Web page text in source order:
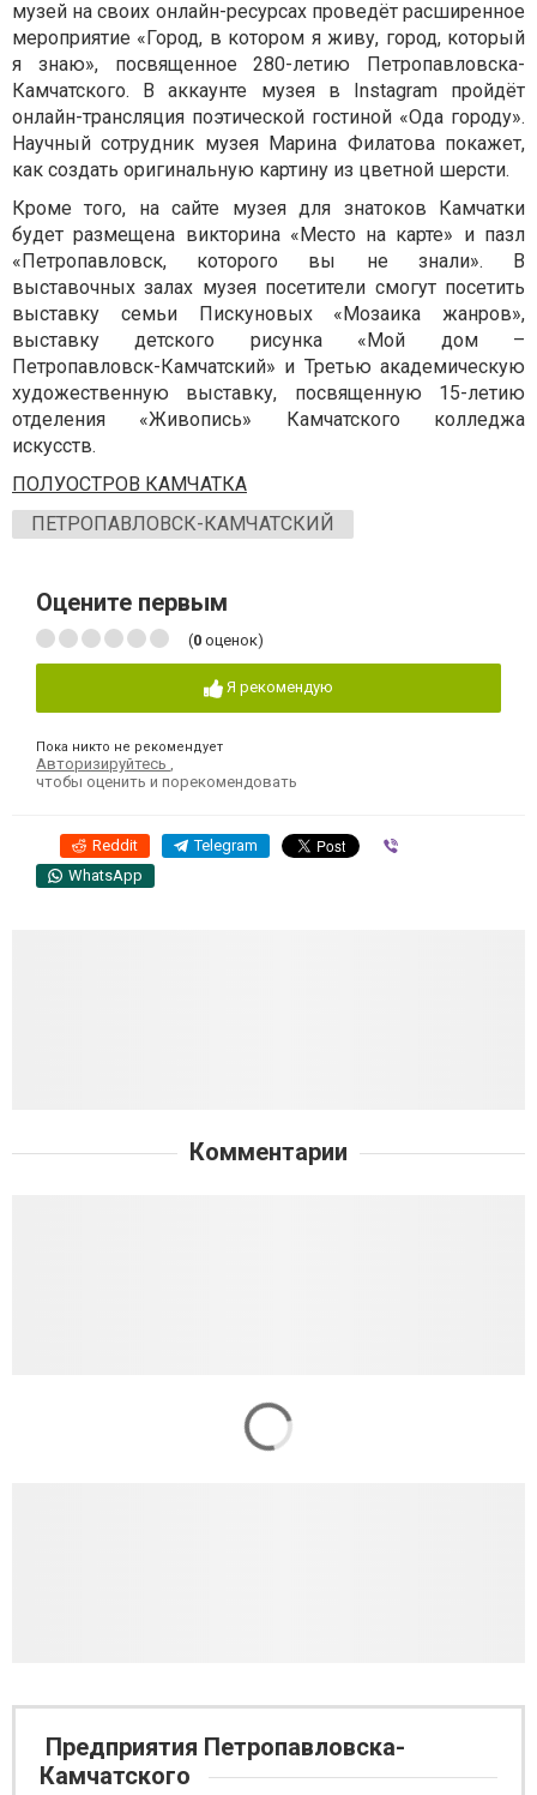
музей на своих онлайн-ресурсах проведёт расширенное
мероприятие «Город, в котором я живу, город, который
я знаю», посвященное 280-летию Петропавловска-
Камчатского. В аккаунте музея в Instagram пройдёт
онлайн-трансляция поэтической гостиной «Ода городу».
Научный сотрудник музея Марина Филатова покажет,
как создать оригинальную картину из цветной шерсти.
Кроме того, на сайте музея для знатоков Камчатки
будет размещена викторина «Место на карте» и пазл
«Петропавловск, которого вы не знали». В
выставочных залах музея посетители смогут посетить
выставку семьи Пискуновых «Мозаика жанров»,
выставку детского рисунка «Мой дом –
Петропавловск-Камчатский» и Третью академическую
художественную выставку, посвященную 15-летию
отделения «Живопись» Камчатского колледжа
искусств.
ПОЛУОСТРОВ КАМЧАТКА
ПЕТРОПАВЛОВСК-КАМЧАТСКИЙ
Оцените первым
(0 оценок)
Я рекомендую
Пока никто не рекомендует
Авторизируйтесь
чтобы оценить и порекомендовать
Reddit Telegram
WhatsApp
Комментарии
Предприятия Петропавловска-
Камчатского